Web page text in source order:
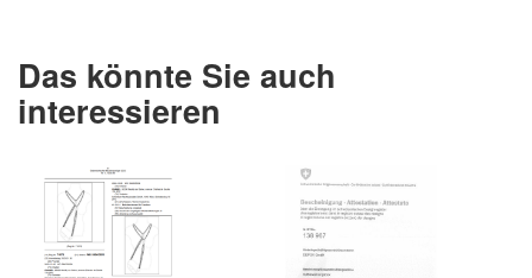
Das könnte Sie auch
interessieren